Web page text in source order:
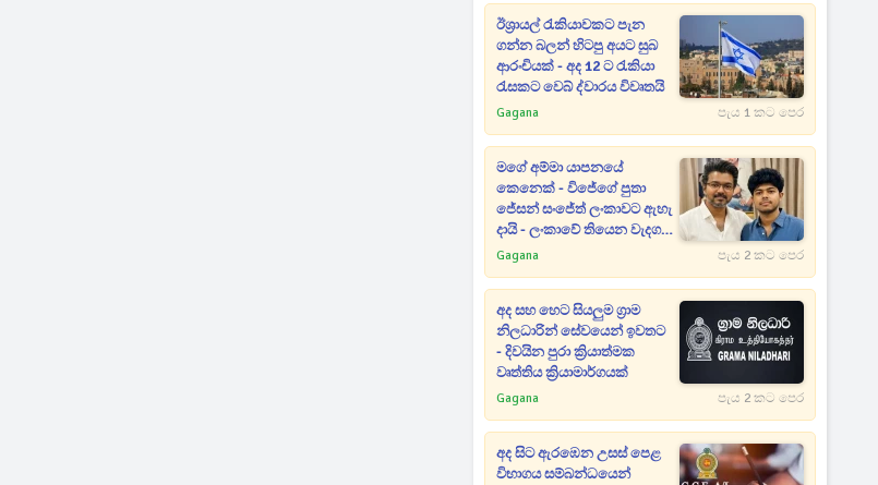
ඊශ්‍රායල් රැකියාවකට පැන
ගන්න බලන් හිටපු අයට සුබ
ආරංචියක් - අද 12 ට රැකියා
රැසකට වෙබ් ද්වාරය විවෘතයි
Gagana පැය 1 කට පෙර
මගේ අම්මා යාපනයේ
කෙනෙක් - විජේගේ පුතා
ජේසන් සංජේත් ලංකාවට ඇහැ
දායි - ලංකාවේ තියෙන වැදගත්
දේපළක් ගැන කට අරී
Gagana පැය 2 කට පෙර
අද සහ හෙට සියලුම ග්‍රාම
නිලධාරින් සේවයෙන් ඉවතට
- දිවයින පුරා ක්‍රියාත්මක
වෘත්තිය ක්‍රියාමාර්ගයක්
Gagana පැය 2 කට පෙර
අද සිට ඇරඹෙන උසස් පෙළ
විභාගය සම්බන්ධයෙන්